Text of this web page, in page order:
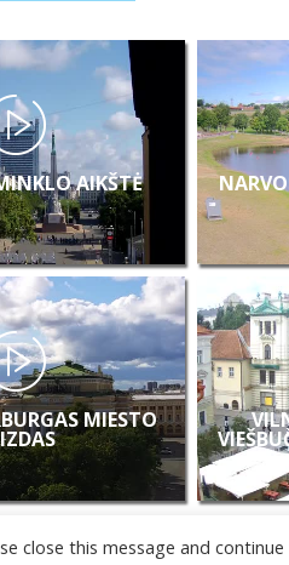
AIKŠTĖ
MIESTO
close this message and